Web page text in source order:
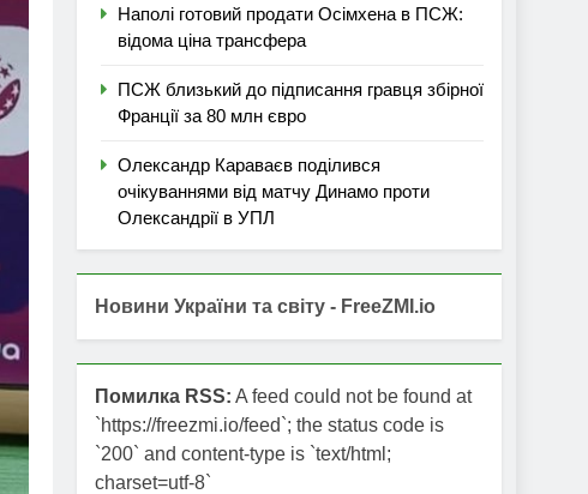
Наполі готовий продати Осімхена в ПСЖ:
відома ціна трансфера
ПСЖ близький до підписання гравця збірної
Франції за 80 млн євро
Олександр Караваєв поділився
очікуваннями від матчу Динамо проти
Олександрії в УПЛ
Новини України та світу - FreeZMI.io
Помилка RSS: A feed could not be found at
`https://freezmi.io/feed`; the status code is
`200` and content-type is `text/html;
charset=utf-8`